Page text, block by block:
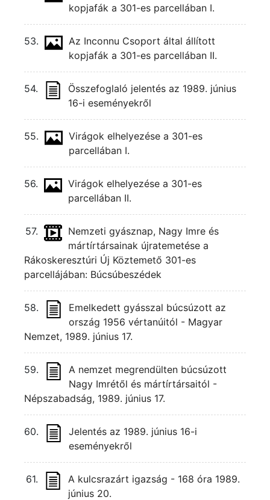
kopjafák a 301-es parcellában I.
53.
Az Inconnu Csoport által állított
kopjafák a 301-es parcellában II.
54.
Összefoglaló jelentés az 1989. június
16-i eseményekről
55.
Virágok elhelyezése a 301-es
parcellában I.
56.
Virágok elhelyezése a 301-es
parcellában II.
57.
Nemzeti gyásznap, Nagy Imre és
mártírtársainak újratemetése a
Rákoskeresztúri Új Köztemető 301-es
parcellájában: Búcsúbeszédek
58.
Emelkedett gyásszal búcsúzott az
ország 1956 vértanúitól - Magyar
Nemzet, 1989. június 17.
59.
A nemzet megrendülten búcsúzott
Nagy Imrétől és mártírtársaitól -
Népszabadság, 1989. június 17.
60.
Jelentés az 1989. június 16-i
eseményekről
61.
A kulcsrazárt igazság - 168 óra 1989.
június 20.